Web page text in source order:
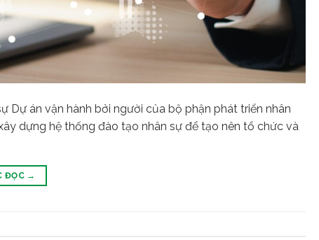
Dự án vận hành bởi người của bộ phận phát triển nhân
dựng hệ thống đào tạo nhân sự để tạo nên tổ chức và
ĐỌC →